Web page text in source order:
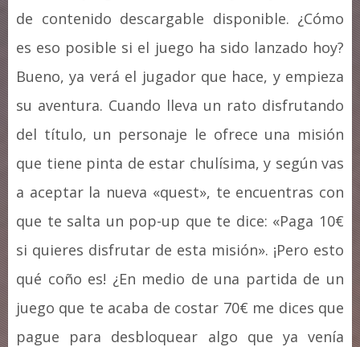
de contenido descargable disponible. ¿Cómo
es eso posible si el juego ha sido lanzado hoy?
Bueno, ya verá el jugador que hace, y empieza
su aventura. Cuando lleva un rato disfrutando
del título, un personaje le ofrece una misión
que tiene pinta de estar chulísima, y según vas
a aceptar la nueva «quest», te encuentras con
que te salta un pop-up que te dice: «Paga 10€
si quieres disfrutar de esta misión». ¡Pero esto
qué coño es! ¿En medio de una partida de un
juego que te acaba de costar 70€ me dices que
pague para desbloquear algo que ya venía